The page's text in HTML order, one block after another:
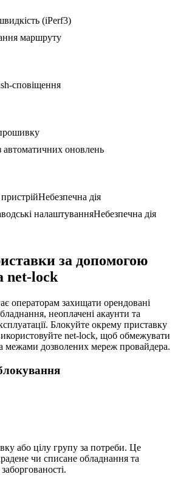
(iPerf3)
маршруту
сповіщення
оновлень
Небезпечна дія
налаштуванняНебезпечна дія
за допомогою
net-lock
операторам захищати орендовані
неоплачені акаунти та
Блокуйте окрему приставку
net-lock, щоб обмежувати
межами дозволених мереж провайдера.
або цілу групу за потреби. Це
чи списане обладнання та